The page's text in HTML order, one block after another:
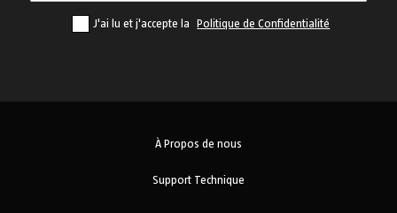
J'ai lu et j'accepte la Politique de Confidentialité
À Propos de nous
Support Technique